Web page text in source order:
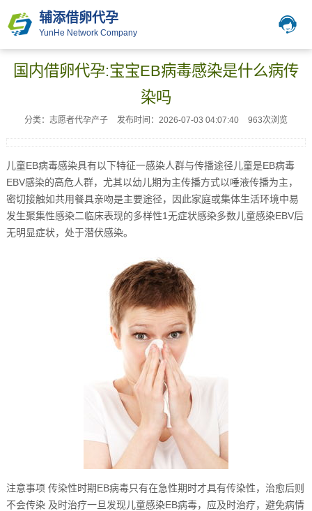
辅添借卵代孕
YunHe Network Company
国内借卵代孕:宝宝EB病毒感染是什么病传
染吗
分类：志愿者代孕产子 发布时间：2026-07-03 04:07:40 963次浏览
儿童EB病毒感染具有以下特征一感染人群与传播途径儿童是EB病毒
EBV感染的高危人群，尤其以幼儿期为主传播方式以唾液传播为主，
密切接触如共用餐具亲吻是主要途径，因此家庭或集体生活环境中易
发生聚集性感染二临床表现的多样性1无症状感染多数儿童感染EBV后
无明显症状，处于潜伏感染。
注意事项 传染性时期EB病毒只有在急性期时才具有传染性，治愈后则
不会传染 及时治疗一旦发现儿童感染EB病毒，应及时治疗，避免病情